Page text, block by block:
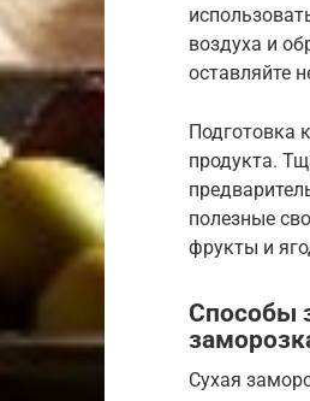
воздуха и
оставляйте
Подготовка
продукта.
полезные
фрукты и
Способы
Сухая